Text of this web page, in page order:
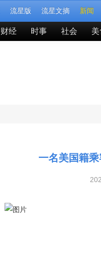
流星版 流星文摘 新闻
财经 时事 社会 美
一名美国籍